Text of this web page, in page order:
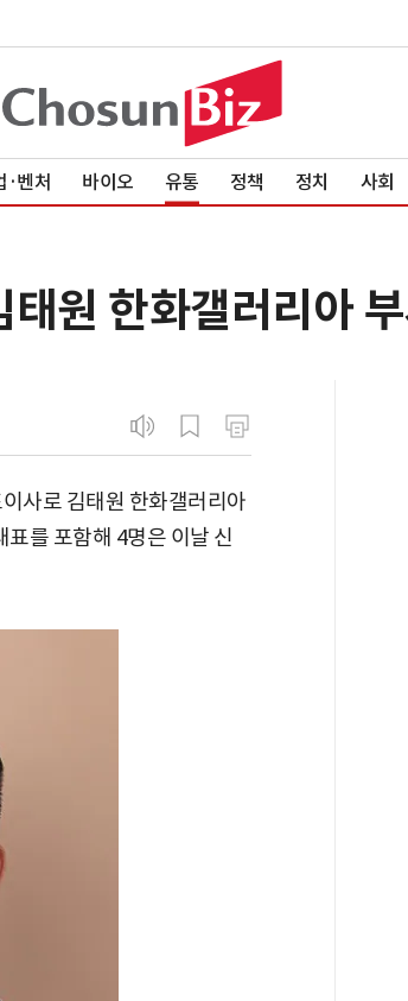
·벤처 바이오 유통 정책 정치 사회
원 한화갤러리아
사로 김태원 한화갤러리아
를 포함해 4명은 이날 신